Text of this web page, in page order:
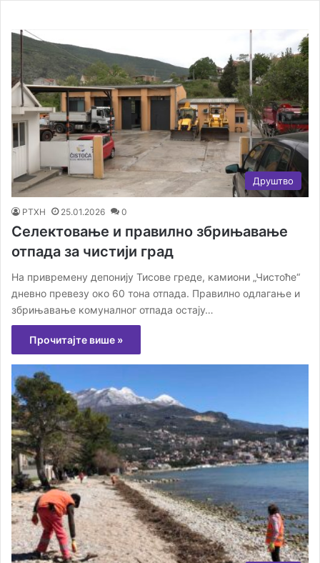
Друштво
РТХН 25.01.2026 0
Селектовање и правилно збрињавање
отпада за чистији град
На привремену депонију Тисове греде, камиони „Чистоће“
дневно превезу око 60 тона отпада. Правилно одлагање и
збрињавање комуналног отпада остају…
Прочитајте више »